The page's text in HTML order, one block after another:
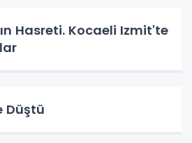
Hasreti. Kocaeli Izmit'te
Düştü